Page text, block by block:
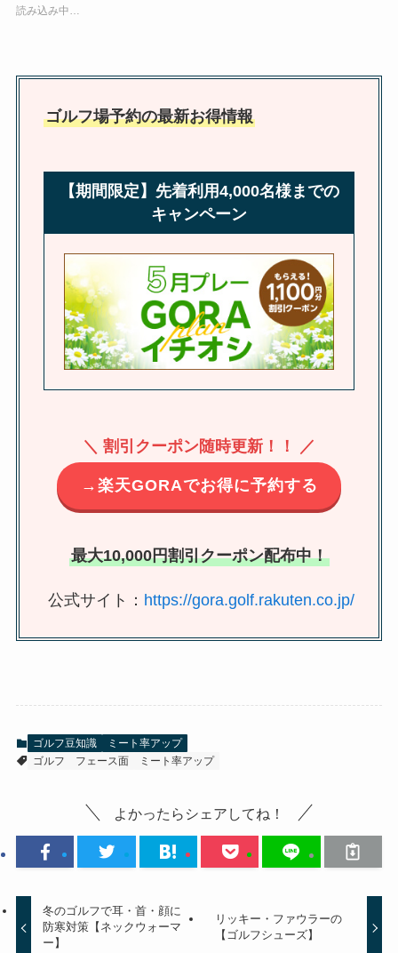
読み込み中…
ゴルフ場予約の最新お得情報
【期間限定】先着利用4,000名様までの
キャンペーン
＼ 割引クーポン随時更新！！ ／
→楽天GORAでお得に予約する
最大10,000円割引クーポン配布中！
公式サイト： https://gora.golf.rakuten.co.jp/
ゴルフ豆知識
ミート率アップ
ゴルフ
フェース面 ミート率アップ
よかったらシェアしてね！
冬のゴルフで耳・首・顔に
防寒対策【ネックウォーマ
ー】
リッキー・ファウラーの
【ゴルフシューズ】